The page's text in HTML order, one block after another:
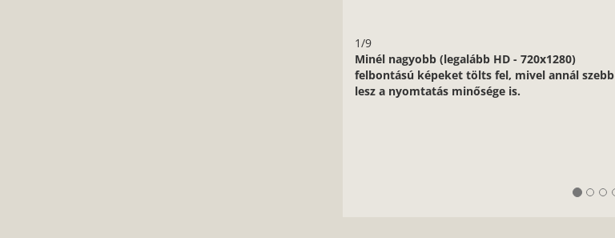
1/9
Minél nagyobb (legalább HD - 720x1280)
felbontású képeket tölts fel, mivel annál szebb
lesz a nyomtatás minősége is.